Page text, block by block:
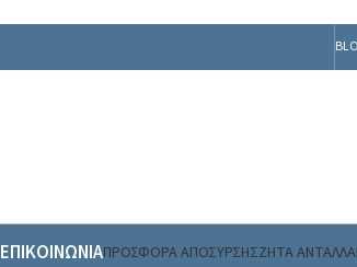
ΕΠΙΚΟΙΝΩΝΙΑΠΡΟΣΦΟΡΑ ΑΠΟΣΥΡΣΗΣΖΗΤΑ